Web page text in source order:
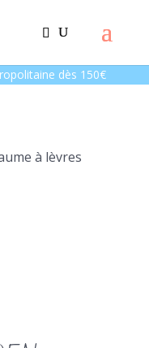
dès 150€
à lèvres